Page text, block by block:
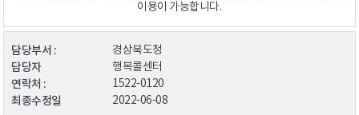
이용이 가능합니다.
담당부서 : 경상북도청
담당자 행복콜센터
연락처 : 1522-0120
최종수정일 2022-06-08